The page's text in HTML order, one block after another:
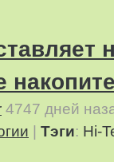
4747 дней
Тэги: Hi-